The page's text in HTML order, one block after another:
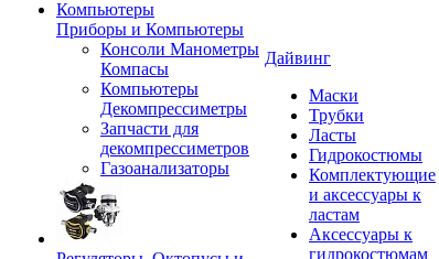
Приборы и Компьютеры
Консоли Манометры
Компасы
Компьютеры
Декомпрессиметры
Запчасти для
декомпрессиметров
Газоанализаторы
Дайвинг
Маски
Трубки
Ласты
Гидрокостюмы
Комплектующие
и аксессуары к
ластам
Аксессуары к
гидрокостюмам